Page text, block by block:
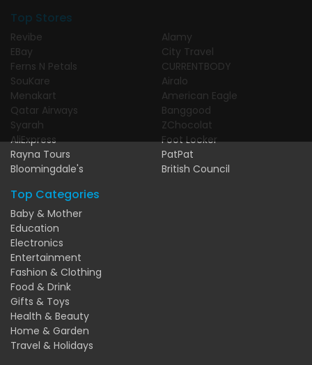
Top Stores
Revibe
EBay
Ferns N Petals
SouKare
Menakart
Qatar Airways
Syarah
AliExpress
Rayna Tours
Bloomingdale's
Alamy
City Travel
CURRENTBODY
Airalo
American Eagle
Banggood
ZChocolat
Foot Locker
PatPat
British Council
Top Categories
Baby & Mother
Education
Electronics
Entertainment
Fashion & Clothing
Food & Drink
Gifts & Toys
Health & Beauty
Home & Garden
Travel & Holidays